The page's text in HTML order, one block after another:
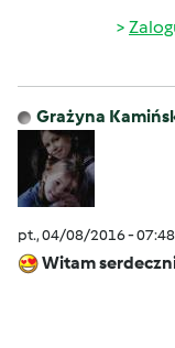
Grażyna
pt., 04/08/2016 - 07:48
Witam